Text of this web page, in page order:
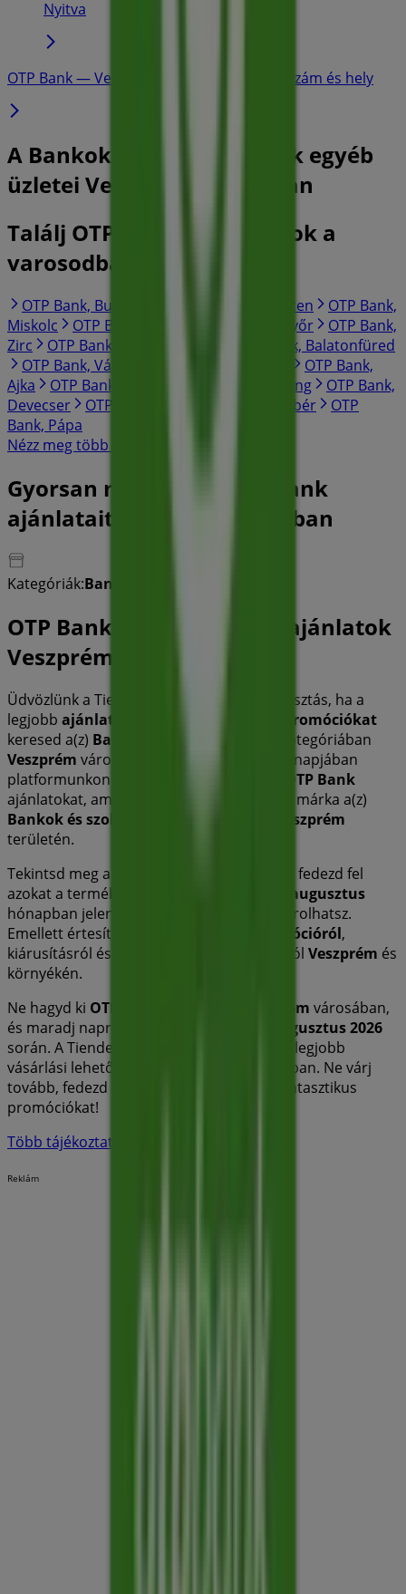
Nyitva
OTP Bank — Veszprém — üzletek, telefonszám és hely
A Bankok és szolgáltatások egyéb
üzletei Veszprém városában
Találj OTP Bank katalogusok a
varosodban
OTP Bank, Budapest OTP Bank, Debrecen
OTP Bank,
Miskolc
OTP Bank, Szeged OTP Bank, Győr
OTP Bank,
Zirc
OTP Bank, Balatonalmádi
OTP Bank, Balatonfüred
OTP Bank, Várpalota
OTP Bank,
Ajka
OTP Bank, Polgárdi OTP Bank, Enying
OTP Bank,
Devecser
OTP Bank, Mór OTP Bank, Kisbér
OTP
Bank, Pápa
Nézz meg több várost
Gyorsan nézze meg OTP Bank
ajánlatait Veszprém városban
Kategóriák:Bankok és szolgáltatások
OTP Bank katalógusok és ajánlatok
Veszprém
Üdvözlünk a Tiendeo-nál! Ez a legjobb választás, ha a
legjobb ajánlatokat
promóciókat
keresed a(z) Bankok és szolgáltatások
kategóriában
Veszprém városában.
hónapjában
platformunkon felfedezheted a legújabb
OTP Bank
ajánlatokat, amely az egyik legnépszerűbb márka a(z)
Bankok és szolgáltatások
Veszprém
területén.
Tekintsd meg a
katalógusait, és fedezd fel
azokat a termékeket, amelyekkel ebben a
augusztus
hónapban jelentős kedvezményekkel vásárolhatsz.
Emellett értesítünk minden exkluzív
promócióról,
kiárusításról és a legfrissebb újdonságokról Veszprém és
környékén.
Ne hagyd ki OTP Bank Veszprém városában,
és maradj naprakész a legjobb árakkal
augusztus 2026
során. A Tiendeo-nál mindig megtalálod a legjobb
vásárlási lehetőségeket
városában. Ne várj
tovább, fedezd fel a számodra készített fantasztikus
promóciókat!
Több tájékoztatás — OTP Bank
Reklám